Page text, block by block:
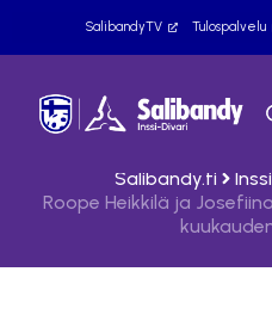
SalibandyTV Tulospalvelu
Salibandy.fi
Roope Heikkilä ja